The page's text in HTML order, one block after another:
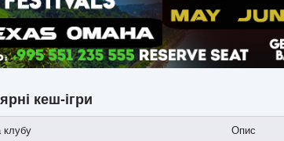
кеш-ігри
клубу Опис